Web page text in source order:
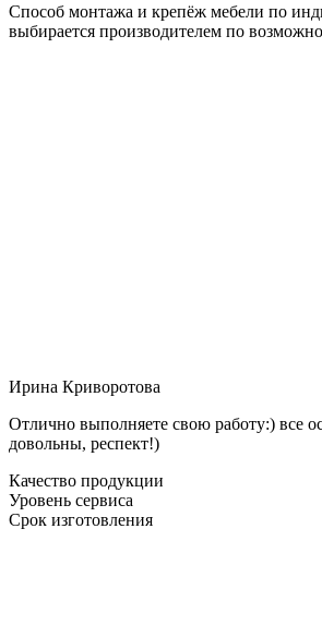
Способ монтажа и крепёж мебели по
выбирается производителем по
Ирина Криворотова
Отлично выполняете свою работу:) все
довольны, респект!)
Качество продукции
Уровень сервиса
Срок изготовления